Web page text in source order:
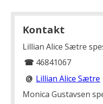
Kontakt
Lillian Alice Sætre
☎ 46841067
@ Lillian Alice Sætre
Monica Gustavsen